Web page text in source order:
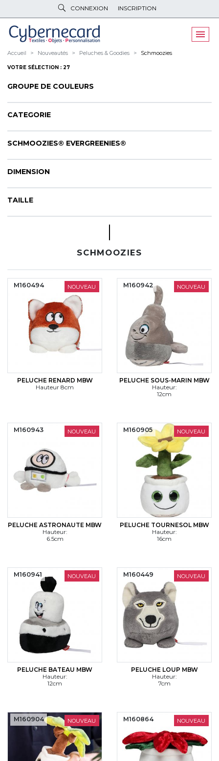
CONNEXION INSCRIPTION
VÊTEMENTSDE TRAVAIL
VÊTEMENTS D'IMAGE
PARAPLUIES & BAGAGERIE
PELUCHES& GOODIES
PROMOS
MARQUES & CERTIFICATS
TECHNIQUES MARQUAGE
CONTACT
Accueil Nouveautés Peluches & Goodies Schmoozies
VOTRE SÉLECTION : 27
GROUPE DE COULEURS
CATEGORIE
SCHMOOZIES® EVERGREENIES®
DIMENSION
TAILLE
SCHMOOZIES
NOUVEAU
PELUCHE RENARD MBW
Hauteur 8cm
M160494 NOUVEAU
PELUCHE SOUS-MARIN MBW
Hauteur:
12cm
M160942
NOUVEAU
PELUCHE ASTRONAUTE MBW
Hauteur:
6.5cm
M160943 NOUVEAU
PELUCHE TOURNESOL MBW
Hauteur:
16cm
M160905
NOUVEAU
PELUCHE BATEAU MBW
Hauteur:
12cm
M160941 NOUVEAU
PELUCHE LOUP MBW
Hauteur:
7cm
M160449
NOUVEAU
M160904 NOUVEAU
M160864